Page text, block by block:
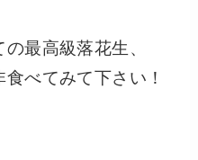
最高級落花生、
食べてみて下さい！